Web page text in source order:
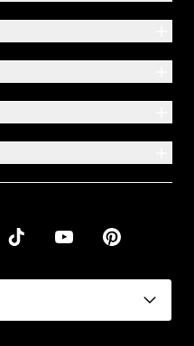
sociaux
TikTok YouTubePinterest